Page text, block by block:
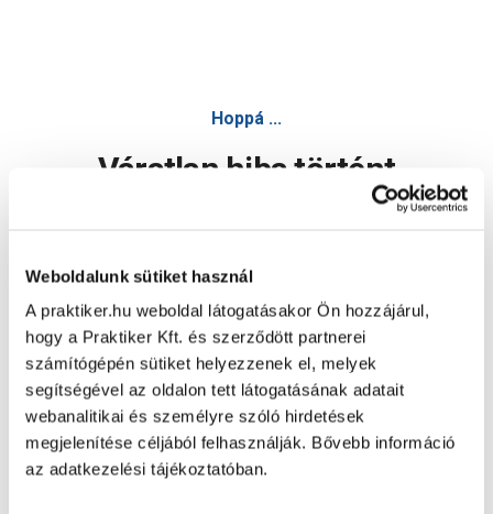
Weboldalunk sütiket használ
A praktiker.hu weboldal látogatásakor Ön hozzájárul,
hogy a Praktiker Kft. és szerződött partnerei
számítógépén sütiket helyezzenek el, melyek
segítségével az oldalon tett látogatásának adatait
webanalitikai és személyre szóló hirdetések
megjelenítése céljából felhasználják. Bővebb információ
az adatkezelési tájékoztatóban.
Hoppá ...
Váratlan hiba történt
Oldal újratöltése